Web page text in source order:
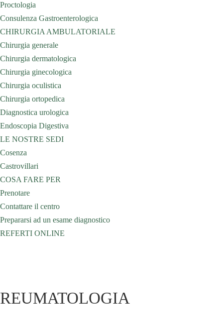
Proctologia
Consulenza Gastroenterologica
CHIRURGIA AMBULATORIALE
Chirurgia generale
Chirurgia dermatologica
Chirurgia ginecologica
Chirurgia oculistica
Chirurgia ortopedica
Diagnostica urologica
Endoscopia Digestiva
LE NOSTRE SEDI
Cosenza
Castrovillari
COSA FARE PER
Prenotare
Contattare il centro
Prepararsi ad un esame diagnostico
REFERTI ONLINE
REUMATOLOGIA